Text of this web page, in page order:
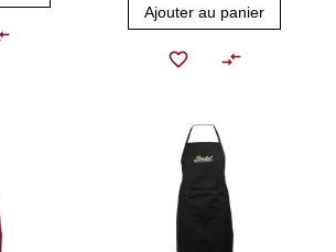
Ajouter au panier